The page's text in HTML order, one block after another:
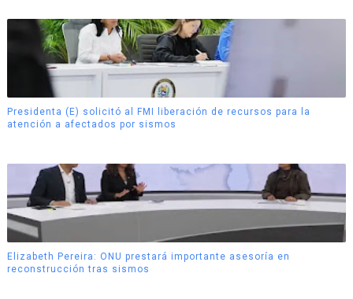
Presidenta (E) solicitó al FMI liberación de recursos para la
atención a afectados por sismos
Elizabeth Pereira: ONU prestará importante asesoría en
reconstrucción tras sismos